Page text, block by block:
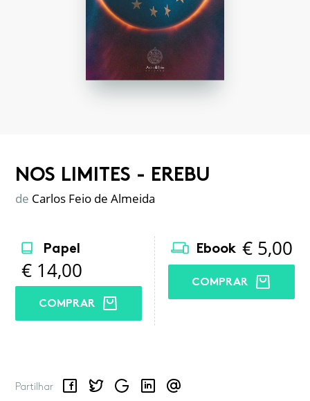
NOS LIMITES - EREBU
de Carlos Feio de Almeida
Papel
€ 14,00
COMPRAR
Ebook € 5,00
COMPRAR
Partilhar
FacebookTwitterGoogle LinkedInEmail